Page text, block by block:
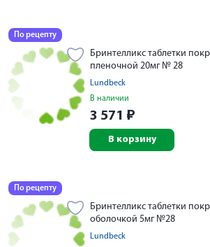
По рецепту
Бринтелликс таблетки
пленочной 20мг № 28
Lundbeck
В наличии
3 571 ₽
В корзину
По рецепту
Бринтелликс таблетки
оболочкой 5мг №28
Lundbeck